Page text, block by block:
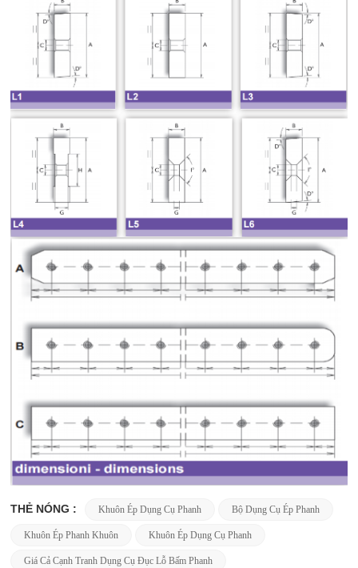
THẺ NÓNG : Khuôn Ép Dụng Cụ Phanh Bộ Dụng Cụ Ép Phanh
Khuôn Ép Phanh Khuôn Khuôn Ép Dụng Cụ Phanh
Giá Cả Cạnh Tranh Dụng Cụ Đục Lỗ Bấm Phanh